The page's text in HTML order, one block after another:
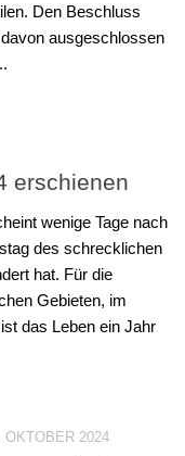
Den Beschluss
ausgeschlossen
erschienen
wenige Tage nach
des schrecklichen
hat. Für die
Gebieten, im
das Leben ein Jahr
OKTOBER 2024